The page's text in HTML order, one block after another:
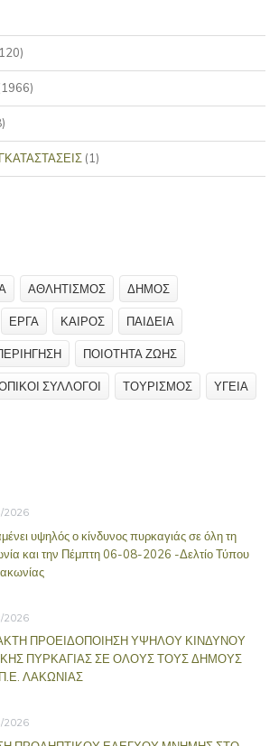
(1)
ΑΘΛΗΤΙΣΜΟΣ ΔΗΜΟΣ
ΕΡΓΑ ΚΑΙΡΟΣ ΠΑΙΔΕΙΑ
ΠΟΙΟΤΗΤΑ ΖΩΗΣ
ΣΥΛΛΟΓΟΙ ΤΟΥΡΙΣΜΟΣ ΥΓΕΙΑ
2026
υψηλός ο κίνδυνος πυρκαγιάς σε όλη τη
και την Πέμπτη 06-08-2026 -Δελτίο Τύπου
2026
ΠΡΟΕΙΔΟΠΟΙΗΣΗ ΥΨΗΛΟΥ ΚΙΝΔΥΝΟΥ
ΠΥΡΚΑΓΙΑΣ ΣΕ ΟΛΟΥΣ ΤΟΥΣ ΔΗΜΟΥΣ
ΛΑΚΩΝΙΑΣ
2026